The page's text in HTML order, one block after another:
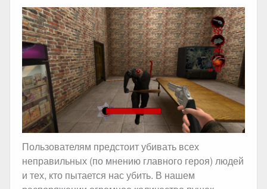
Пользователям предстоит убивать всех
неправильных (по мнению главного героя) людей
и тех, кто пытается нас убить. В нашем